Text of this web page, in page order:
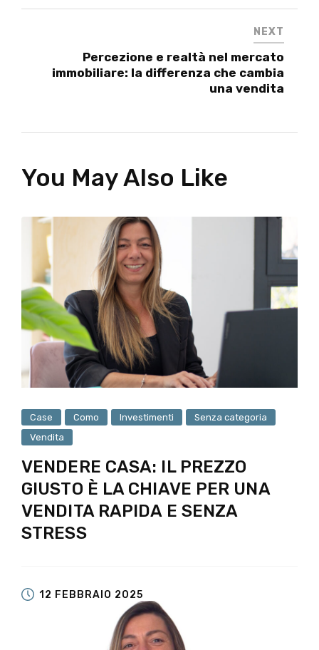
NEXT
Percezione e realtà nel mercato
immobiliare: la differenza che cambia
una vendita
You May Also Like
Case Como Investimenti
Senza categoria
Vendita
VENDERE CASA: IL PREZZO
GIUSTO È LA CHIAVE PER UNA
VENDITA RAPIDA E SENZA
STRESS
12 FEBBRAIO 2025